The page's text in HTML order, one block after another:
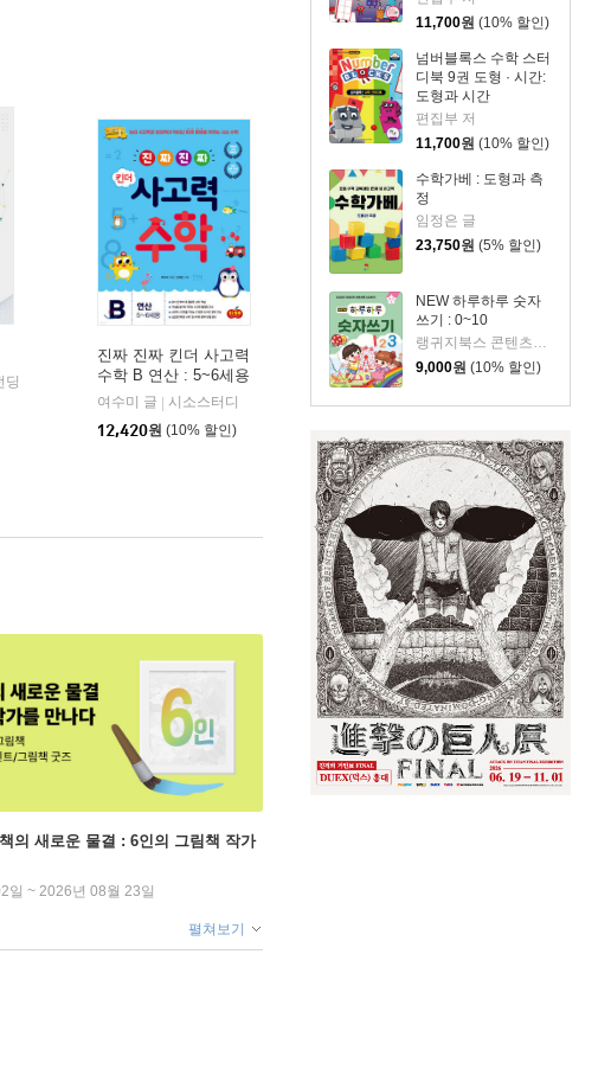
11,700원 (10% 할인)
넘버블록스 수학 스터
디북 9권 도형 · 시간:
도형과 시간
편집부 저
11,700원 (10% 할인)
수학가베 : 도형과 측
정
임정은 글
23,750원 (5% 할인)
NEW 하루하루 숫자
쓰기 : 0~10
랭귀지북스 콘텐츠개발팀 저
9,000원 (10% 할인)
딩
진짜 진짜 킨더 사고력
수학 B 연산 : 5~6세용
여수미 글
시소스터디
12,420원 (10% 할인)
의 새로운 물결 : 6인의 그림책 작가
일 ~ 2026년 08월 23일
펼쳐보기